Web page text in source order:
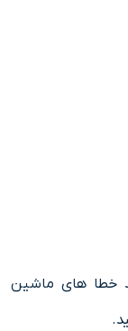
خطا های ماشین